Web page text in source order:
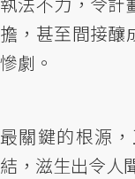
擔，甚至間接釀
慘劇。
最關鍵的根源
結，滋生出令